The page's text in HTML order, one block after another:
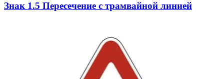
Знак 1.5 Пересечение с трамвайной линией